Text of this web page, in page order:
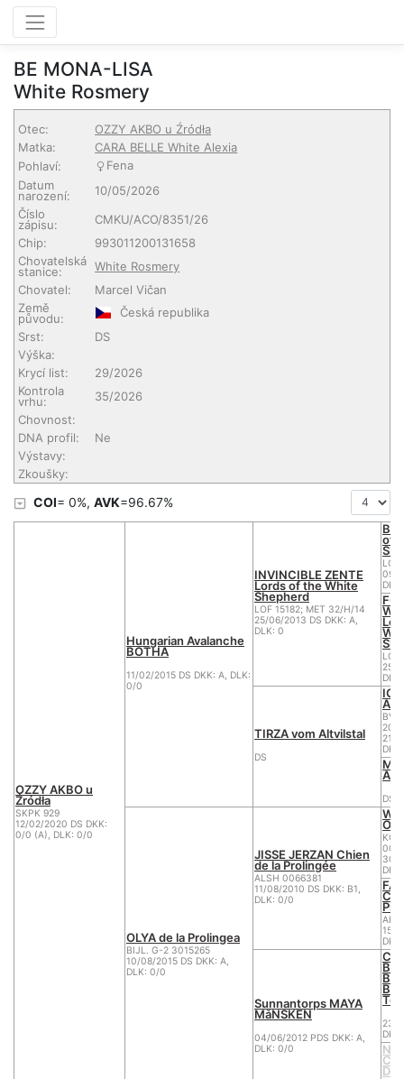
BE MONA-LISA
White Rosmery
Otec:
OZZY AKBO u Źródła
Matka:
CARA BELLE White Alexia
Pohlaví:
Fena
Datum
narození:
10/05/2026
Číslo
zápisu:
CMKU/ACO/8351/26
Chip:
993011200131658
Chovatelská
stanice:
White Rosmery
Chovatel:
Marcel Vičan
Země
původu:
Česká republika
Srst:
DS
Výška:
Krycí list:
29/2026
Kontrola
vrhu:
35/2026
Chovnost:
DNA profil:
Ne
Výstavy:
Zkoušky:
COI= 0%, AVK=96.67%
OZZY AKBO u
Źródła
SKPK 929
12/02/2020 DS DKK:
0/0 (A), DLK: 0/0
Hungarian Avalanche
BOTHA
11/02/2015 DS DKK: A, DLK:
0/0
INVINCIBLE ZENTE
Lords of the White
Shepherd
LOF 15182; MET 32/H/14
25/06/2013 DS DKK: A,
DLK: 0
of
LOF
09/
LOF
25/
TIRZA vom Altvilstal
DS
21/
DS
OLYA de la Prolingea
BIJL. G-2 3015265
10/08/2015 DS DKK: A,
DLK: 0/0
JISSE JERZAN Chien
de la Prolingée
ALSH 0066381
11/08/2010 DS DKK: B1,
DLK: 0/0
KC
30/
15/
Sunnantorps MAYA
MåNSKEN
04/06/2012 PDS DKK: A,
DLK: 0/0
23/